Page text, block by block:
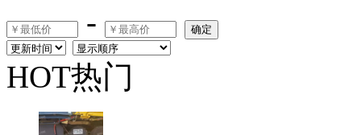
-
确定
HOT热门